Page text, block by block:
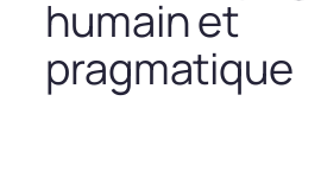
humain et
pragmatique